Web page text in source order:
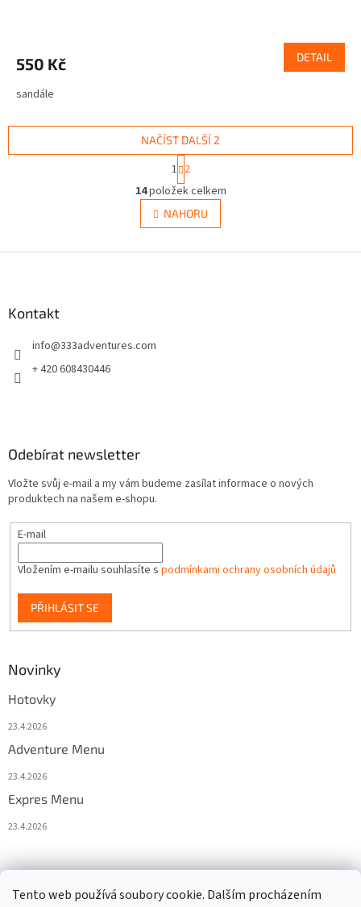
Tento web používá soubory cookie. Dalším procházením
550 Kč DETAIL
sandále
O
v
l
á
NAČÍST DALŠÍ 2
S
t
r
á
n
k
v
1 2
14položek celkem
NAHORU
Kontakt
info@333adventures.com
+ 420 608430446
Odebírat newsletter
Vložte svůj e-mail a my vám budeme zasílat informace o nových
produktech na našem e-shopu.
E-mail
Vložením e-mailu souhlasíte s podmínkami ochrany osobních údajů
PŘIHLÁSIT SE
Novinky
Hotovky
23.4.2026
Adventure Menu
23.4.2026
Expres Menu
23.4.2026